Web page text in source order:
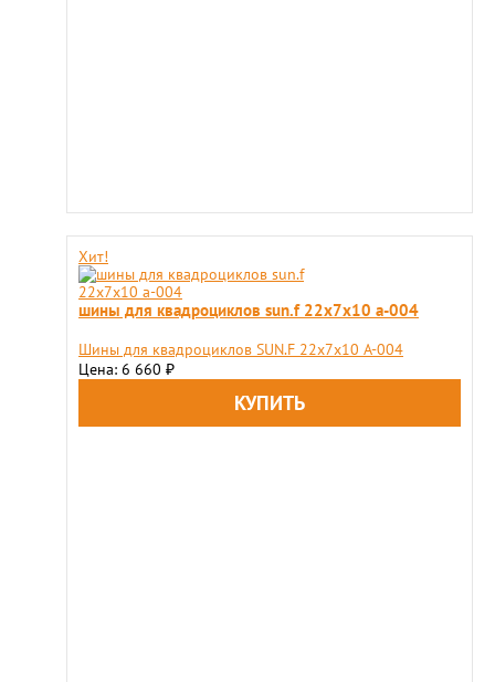
Хит!
шины для квадроциклов sun.f 22х7х10 a-004
Шины для квадроциклов SUN.F 22х7х10 A-004
Цена: 6 660 ₽